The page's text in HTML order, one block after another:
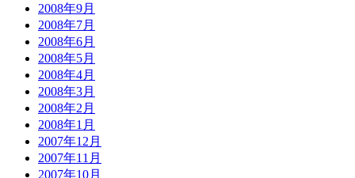
2008年9月
2008年7月
2008年6月
2008年5月
2008年4月
2008年3月
2008年2月
2008年1月
2007年12月
2007年11月
2007年10月